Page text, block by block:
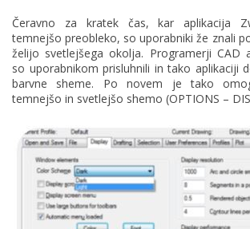
Čeravno za kratek čas, kar aplikacija
temnejšo preobleko, so uporabniki že znali
želijo svetlejšega okolja. Programerji CAD
so uporabnikom prisluhnili in tako aplikaciji
barvne sheme. Po novem je tako
temnejšo in svetlejšo shemo (OPTIONS –